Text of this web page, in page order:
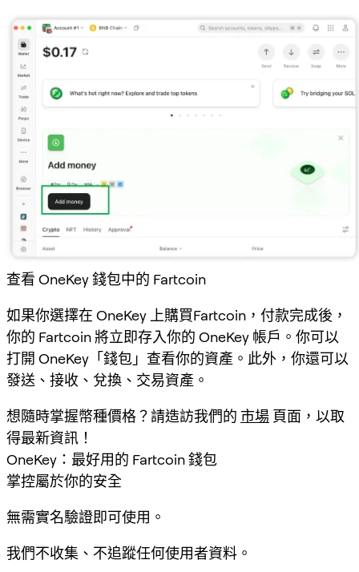
查看 OneKey 錢包中的 Fartcoin
如果你選擇在 OneKey 上購買Fartcoin，付款完成後，
你的 Fartcoin 將立即存入你的 OneKey 帳戶。你可以
打開 OneKey「錢包」查看你的資產。此外，你還可以
發送、接收、兌換、交易資產。
想隨時掌握幣種價格？請造訪我們的 市場 頁面，以取
得最新資訊！
OneKey：最好用的 Fartcoin 錢包
掌控屬於你的安全
無需實名驗證即可使用。
我們不收集、不追蹤任何使用者資料。